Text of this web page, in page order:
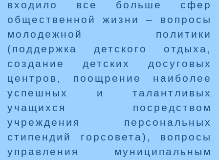
входило все больше сфер
общественной жизни – вопросы
молодежной политики
(поддержка детского отдыха,
создание детских досуговых
центров, поощрение наиболее
успешных и талантливых
учащихся посредством
учреждения персональных
стипендий горсовета), вопросы
управления муниципальным